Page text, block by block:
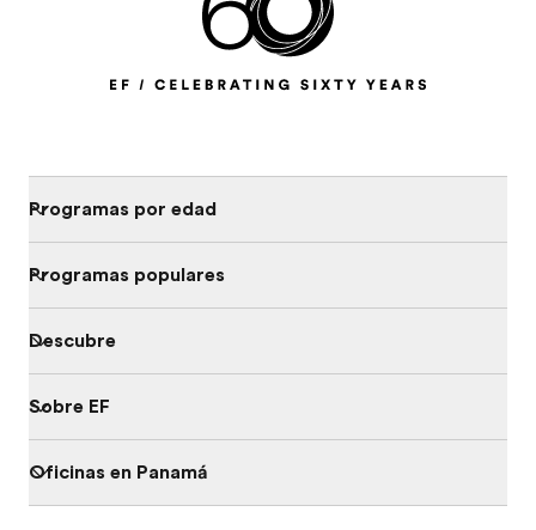
Programas por edad
Programas populares
Descubre
Sobre EF
Oficinas en Panamá